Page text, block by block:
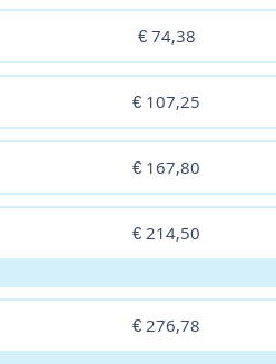
€ 74,38
€ 107,25
€ 167,80
€ 214,50
€ 276,78